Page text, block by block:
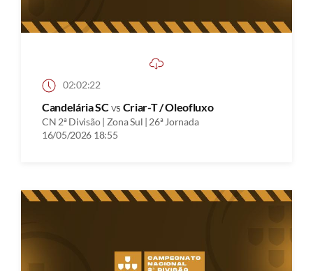
02:02:22
Candelária SCvs Criar-T / Oleofluxo
CN 2ª Divisão | Zona Sul | 26ª Jornada
16/05/2026 18:55